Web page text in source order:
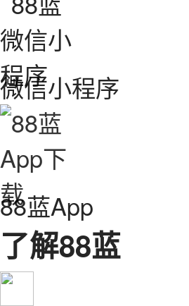
微信小程序
88蓝App
了解88蓝